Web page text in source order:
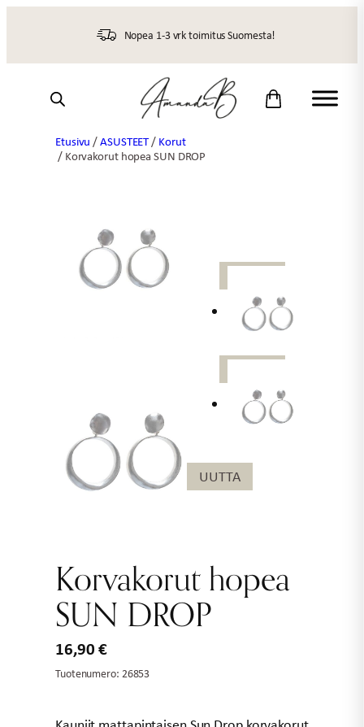
Nopea 1-3 vrk toimitus Suomesta!
Etusivu /ASUSTEET/ Korut
/ Korvakorut hopea SUN DROP
UUTTA
Korvakorut hopea
SUN DROP
16,90€
Tuotenumero: 26853